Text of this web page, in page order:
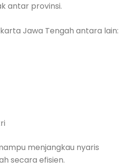
antar provinsi.
Jawa Tengah antara lain:
menjangkau nyaris
secara efisien.